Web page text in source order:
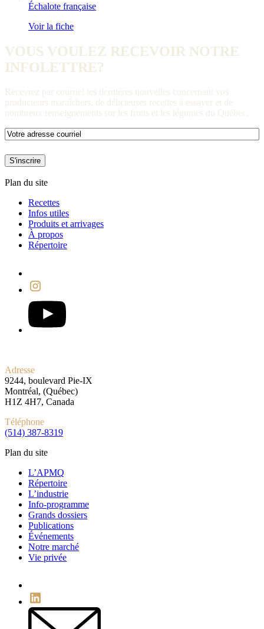
Échalote française
Voir la fiche
VOUS VOULEZ RECEVOIR NOTRE
INFOLETTRE?
Recevrez par courriel les dernières nouvelles concernant vos
producteurs maraîchers, de délicieuses recettes à essayer et de
nombreux renseignements sur les fruits et les légumes du Québec.
E-
mail(Nécessaire)
S'inscrire
Plan du site
Recettes
Infos utiles
Produits et arrivages
À propos
Répertoire
Adresse
9244, boulevard Pie-IX
Montréal, (Québec)
H1Z 4H7, Canada
Téléphone
(514) 387-8319
Plan du site
L’APMQ
Répertoire
L’industrie
Info-programme
Grands dossiers
Publications
Événements
Notre marché
Vie privée